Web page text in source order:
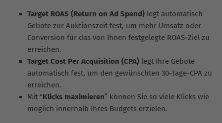
Target ROAS (Return on Ad Spend) legt automatisch
Gebote zur Auktionszeit fest, um mehr Umsatz oder
Conversion für das von Ihnen festgelegte ROAS-Ziel zu
erreichen.
Target Cost Per Acquisition (CPA) legt Ihre Gebote
automatisch fest, um den gewünschten 30-Tage-CPA zu
erreichen.
Mit “Klicks maximieren” können Sie so viele Klicks wie
möglich innerhalb Ihres Budgets erzielen.